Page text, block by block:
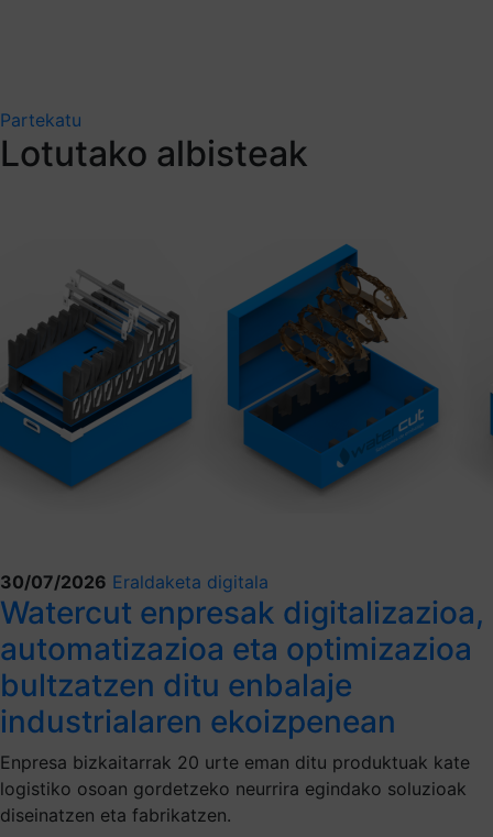
Partekatu
Lotutako albisteak
30/07/2026 Eraldaketa digitala
Watercut enpresak digitalizazioa,
automatizazioa eta optimizazioa
bultzatzen ditu enbalaje
industrialaren ekoizpenean
Enpresa bizkaitarrak 20 urte eman ditu produktuak kate
logistiko osoan gordetzeko neurrira egindako soluzioak
diseinatzen eta fabrikatzen.